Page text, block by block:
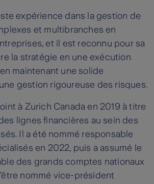
expérience dans la gestion de
et multibranches en
et il est reconnu pour sa
la stratégie en une exécution
maintenant une solide
gestion rigoureuse des risques.
à Zurich Canada en 2019 à titre
lignes financières au sein des
Il a été nommé responsable
en 2022, puis a assumé le
des grands comptes nationaux
nommé vice-président